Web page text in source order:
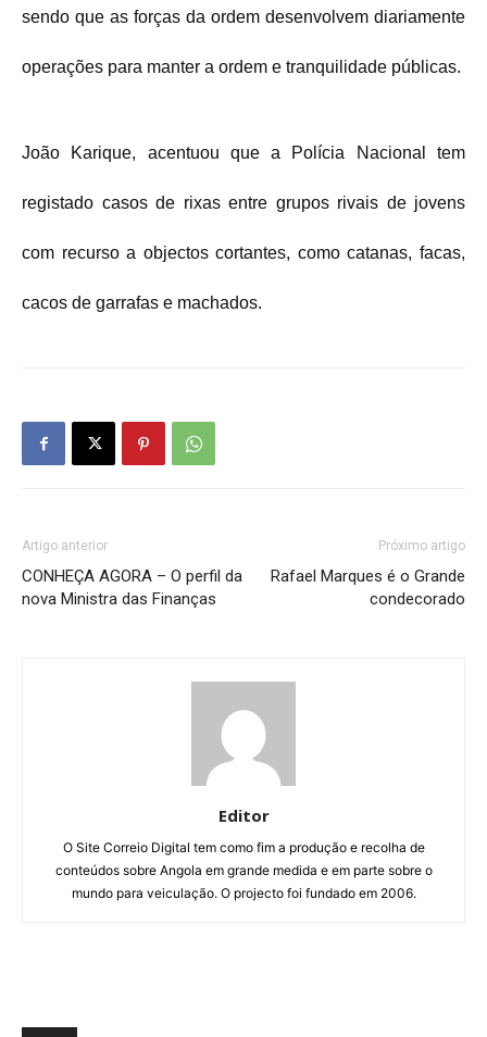
sendo que as forças da ordem desenvolvem diariamente
operações para manter a ordem e tranquilidade públicas.
João Karique, acentuou que a Polícia Nacional tem
registado casos de rixas entre grupos rivais de jovens
com recurso a objectos cortantes, como catanas, facas,
cacos de garrafas e machados.
Artigo anterior
CONHEÇA AGORA – O perfil da
nova Ministra das Finanças
Próximo artigo
Rafael Marques é o Grande
condecorado
Editor
O Site Correio Digital tem como fim a produção e recolha de
conteúdos sobre Angola em grande medida e em parte sobre o
mundo para veiculação. O projecto foi fundado em 2006.